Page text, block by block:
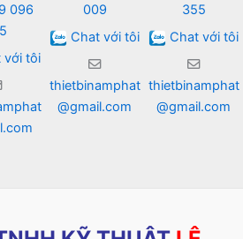
096
với tôi
009
Chat với tôi
thietbinamphat
@gmail.com
355
Chat với tôi
thietbinamphat
@gmail.com